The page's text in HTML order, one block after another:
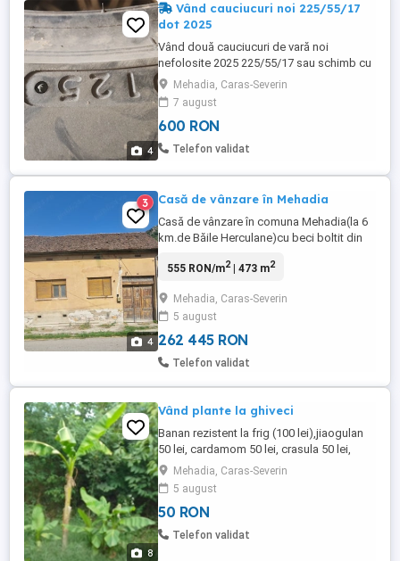
4
Vând cauciucuri noi 225/55/17
dot 2025
Vând două cauciucuri de vară noi
nefolosite 2025 225/55/17 sau schimb cu
cauciucuri 215/70/16
Mehadia, Caras-Severin
7 august
600 RON
Telefon validat
4
3 Casă de vânzare în Mehadia
Casă de vânzare în comuna Mehadia(la 6
km.de Băile Herculane)cu beci boltit din
473mp.
555 RON/m2| 473 m2
Mehadia, Caras-Severin
5 august
262 445 RON
Telefon validat
8
Vând plante la ghiveci
Banan rezistent la frig (100 lei),jiaogulan
50 lei, cardamom 50 lei, crasula 50 lei,
cafea 500lei,turmeric10lei, camedoreea
300lei, lamai 750lei, portocal 300lei,
bilbergia roșie 50 lei, dracena cu flori mov
100 lei, crasula 300 lei, dafin 300lei, dafin
1000lei, maslin 1500lei, curmal 1500lei,
Mehadia, Caras-Severin
5 august
50 RON
Telefon validat